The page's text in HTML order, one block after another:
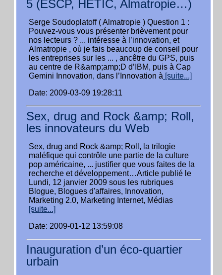
5 (ESCP, HETIC, Almatropie…)
Serge Soudoplatoff ( Almatropie ) Question 1 :
Pouvez-vous vous présenter brièvement pour
nos lecteurs ? ... intéresse à l’innovation, et
Almatropie , où je fais beaucoup de conseil pour
les entreprises sur les ... , ancêtre du GPS, puis
au centre de R&amp;amp;D d’IBM, puis à Cap
Gemini Innovation, dans l’Innovation à [suite...]
Date: 2009-03-09 19:28:11
Sex, drug and Rock &amp; Roll,
les innovateurs du Web
Sex, drug and Rock &amp; Roll, la trilogie
maléfique qui contrôle une partie de la culture
pop américaine, ... justifier que vous faites de la
recherche et développement…Article publié le
Lundi, 12 janvier 2009 sous les rubriques
Blogue, Blogues d'affaires, Innovation,
Marketing 2.0, Marketing Internet, Médias
[suite...]
Date: 2009-01-12 13:59:08
Inauguration d’un éco-quartier
urbain